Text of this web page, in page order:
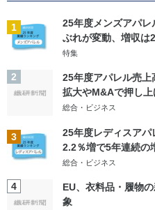
1
25年度メンズアパ
ぶれが変動、増収は
特集
2
25年度アパレル売
拡大やM&Aで押し上
総合・ビジネス
3
25年度レディスア
2.2％増で5年連続の
総合・ビジネス
4
EU、衣料品・履物
象